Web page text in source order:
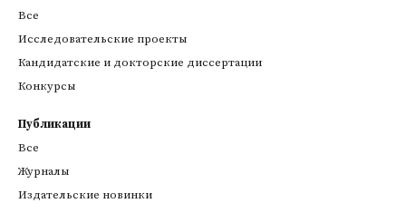
Все
Исследовательские проекты
Кандидатские и докторские диссертации
Конкурсы
Публикации
Все
Журналы
Издательские новинки